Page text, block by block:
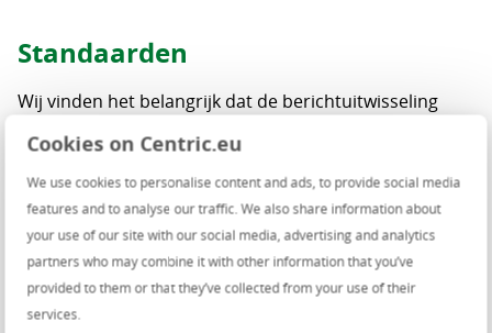
Cookies on Centric.eu
We use cookies to personalise content and ads, to provide social media
features and to analyse our traffic. We also share information about
your use of our site with our social media, advertising and analytics
partners who may combine it with other information that you’ve
provided to them or that they’ve collected from your use of their
services.
Standaarden
Wij vinden het belangrijk dat de berichtuitwisseling
Sociaal Domein maakt daarom gebruik van
openstandaarden volgens de API Strategie van de
Nederlandse overheid. Hiermee zorgen wij voor
transparantie en kunnen oplossingen door meer
gemeenten op dezelfde wijze worden gebruikt. Met
deze oplossing dragen wij bij aan de informatie-
architectuurvisie ‘Common Ground’. Wilt u meer lezen